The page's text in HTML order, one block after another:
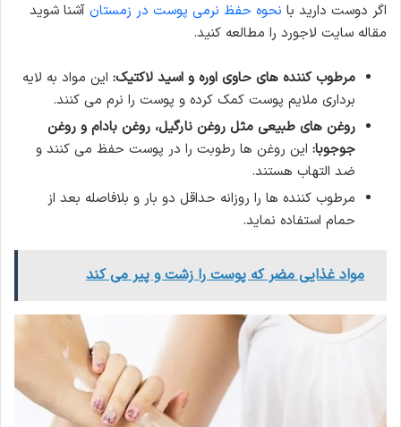
اگر دوست دارید با نحوه حفظ نرمی پوست در زمستان آشنا شوید
مقاله سایت لاجورد را مطالعه کنید.
مرطوب کننده های حاوی اوره و اسید لاکتیک: این مواد به لایه
برداری ملایم پوست کمک کرده و پوست را نرم می کنند.
روغن های طبیعی مثل روغن نارگیل، روغن بادام و روغن
جوجوبا: این روغن ها رطوبت را در پوست حفظ می کنند و
ضد التهاب هستند.
مرطوب کننده ها را روزانه حداقل دو بار و بلافاصله بعد از
حمام استفاده نماید.
مواد غذایی مضر که پوست را زشت و پیر می کند